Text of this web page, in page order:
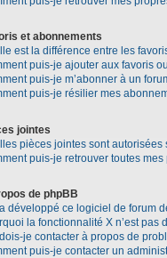
et abonnements
est la différence entre les
puis-je ajouter aux favoris
puis-je m’abonner à un
puis-je résilier mes
jointes
pièces jointes sont autorisées
puis-je retrouver toutes
de phpBB
développé ce logiciel de forum
la fonctionnalité X n’est pas
je contacter à propos de
puis-je contacter un